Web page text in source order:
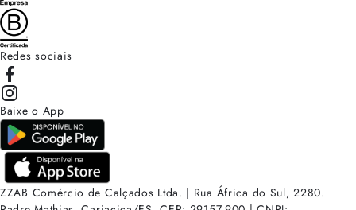
Redes sociais
Baixe o App
ZZAB Comércio de Calçados Ltda. | Rua África do Sul, 2280.